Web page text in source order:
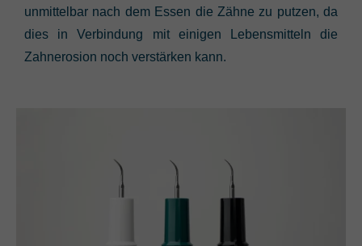
unmittelbar nach dem Essen die Zähne zu putzen, da
dies in Verbindung mit einigen Lebensmitteln die
Zahnerosion noch verstärken kann.